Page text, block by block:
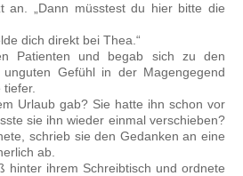
an. „Dann müsstest du hier bitte die
dich direkt bei Thea.“
Patienten und begab sich zu den
Gefühl in der Magengegend
Urlaub gab? Sie hatte ihn schon vor
sie ihn wieder einmal verschieben?
schrieb sie den Gedanken an eine
ab.
hinter ihrem Schreibtisch und ordnete